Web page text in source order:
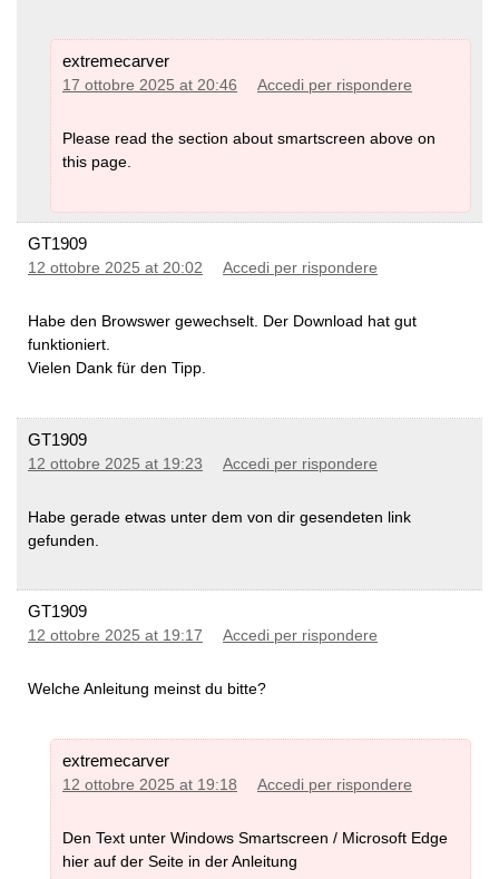
Profili attività, selezionare un profilo e selezionare
Navigazione > Mappa > Tema mappa>
Classico: Questo mostra le OpenMTBMaps / VeloMaps
come previsto, tuttavia i POI sono ora mostrati dal profilo
Edge.
Alto contrasto: Completa cazzata da parte di Garmin -
perché non sono in grado di rendere le loro mappe ad alto
contrasto in primo luogo.
Mountain Biking: Fregatura completa da parte di Garmin -
Questo non riguarda le mappe, ma in generale le unità
Garmin dotate di una scheda microSD accettano solo
dimensione massima è di 32 GB e la scheda deve essere
formattata con FAT32 (non exFAT). Fate attenzione alle
sempre SDHC.
Siete pregato di commentare queste mappe o meglio
ancora dicendolo ad altre persone (forums, blog about it,
twitter, etc…) Nel caso in cui le mappe rovinino Basecamp
/ Mapsource o non funzionino siete pregati di scrivere
esattamente quali download non funzionano e l'orario di
scaricamento così come il sistema operativo usato e la
extremecarver
17 ottobre 2025 at 20:46 Accedi per rispondere
Please read the section about smartscreen above on
this page.
GT1909
12 ottobre 2025 at 20:02 Accedi per rispondere
Habe den Browswer gewechselt. Der Download hat gut
funktioniert.
Vielen Dank für den Tipp.
GT1909
12 ottobre 2025 at 19:23 Accedi per rispondere
Habe gerade etwas unter dem von dir gesendeten link
gefunden.
GT1909
12 ottobre 2025 at 19:17 Accedi per rispondere
Welche Anleitung meinst du bitte?
extremecarver
12 ottobre 2025 at 19:18 Accedi per rispondere
Den Text unter Windows Smartscreen / Microsoft Edge
hier auf der Seite in der Anleitung